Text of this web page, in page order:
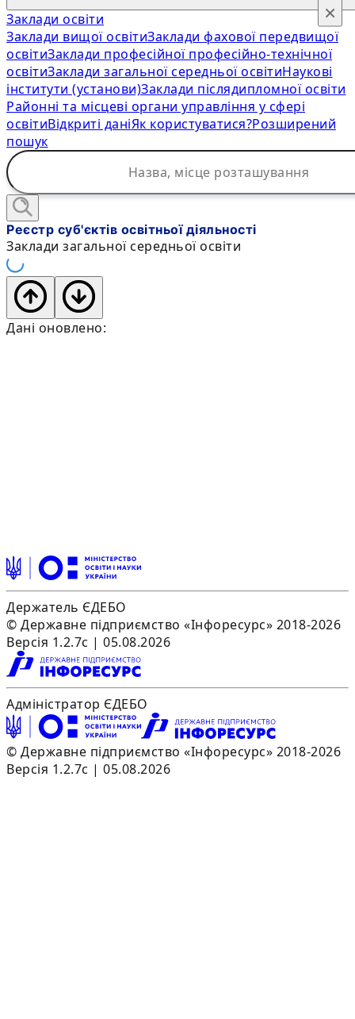
Заклади освіти
Заклади вищої освітиЗаклади фахової передвищої
освітиЗаклади професійної професійно-технічної
освітиЗаклади загальної середньої освітиНаукові
інститути (установи)Заклади післядипломної освіти
Районні та місцеві органи управління у сфері
освітиВідкриті даніЯк користуватися?Розширений
пошук
×
Реєстр суб'єктів освітньої діяльності
Заклади загальної середньої освіти
Дані оновлено:
Держатель ЄДЕБО
© Державне підприємство «Інфоресурс» 2018-2026
Версія 1.2.7c | 05.08.2026
Адміністратор ЄДЕБО
© Державне підприємство «Інфоресурс» 2018-2026
Версія 1.2.7c | 05.08.2026